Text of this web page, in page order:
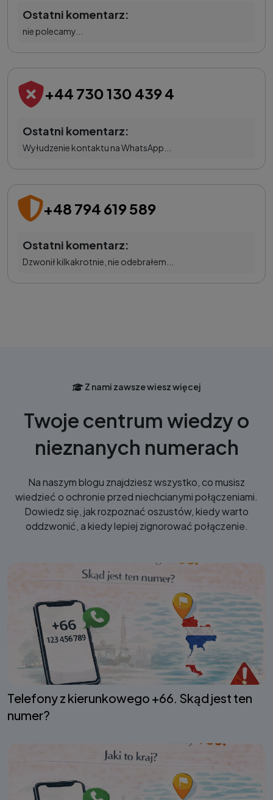
Ostatni komentarz:
nie polecamy...
+44 730 130 439 4
Ostatni komentarz:
Wyłudzenie kontaktu na WhatsApp...
+48 794 619 589
Ostatni komentarz:
Dzwonił kilkakrotnie, nie odebrałem...
Z nami zawsze wiesz więcej
Twoje centrum wiedzy o
nieznanych numerach
Na naszym blogu znajdziesz wszystko, co musisz
wiedzieć o ochronie przed niechcianymi połączeniami.
Dowiedz się, jak rozpoznać oszustów, kiedy warto
oddzwonić, a kiedy lepiej zignorować połączenie.
Telefony z kierunkowego +66. Skąd jest ten
numer?